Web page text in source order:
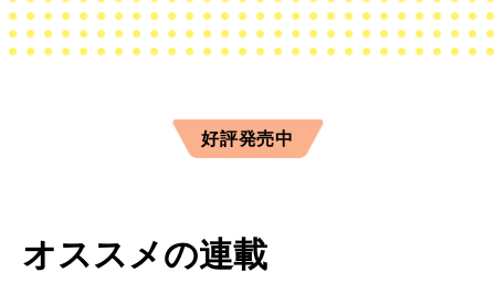
好評発売中
オススメの連載